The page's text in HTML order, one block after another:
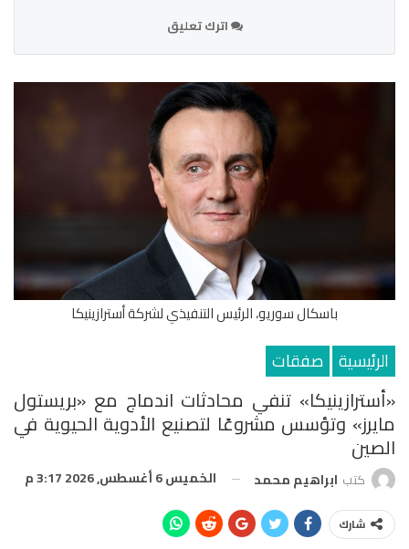
اترك تعليق
باسكال سوريو، الرئيس التنفيذي لشركة أسترازينيكا
الرئيسية صفقات
«أسترازينيكا» تنفي محادثات اندماج مع «بريستول
مايرز» وتؤسس مشروعًا لتصنيع الأدوية الحيوية في
الصين
كتب ابراهيم محمد الخميس 6 أغسطس, 2026 3:17 م
شارك